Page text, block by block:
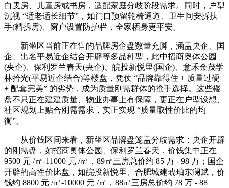
白叟房、儿童房或书房，适配家庭分歧阶段需求。同时，户型
沉视 “适老适长细节”，如门口预留轮椅通道、卫生间安拆扶
手(精拆房)、窗户设置防护栏，全家栖身更平安。
新坐区当前正在售的品牌房企盘数量充脚，涵盖央企、国
企、出名平易近企结合开辟等多品种型，此中招商奥体公园
(央企)、保利罗兰春天(央企)、皖投新悦里(国企)、意禾金茂学
林拾光(平易近企结合)等楼盘，凭仗 “品牌靠得住 + 质量过硬
+ 配套完美” 的劣势，成为质量刚需群体的抢手选择。这些楼
盘不只正在建建质量、物业办事上有保障，更正在户型设想、
社区规划上贴合刚需需求，实正实现 “质量取性价比的均
衡”。
从价钱区间来看，新坐区品牌盘笼盖分歧需求：央企开辟
的刚需盘，如招商奥体公园、保利罗兰春天，价钱集中正在
9500 元 /㎡-11000 元 /㎡，89㎡三房总价约 85 万 - 98 万；国企
开辟的高性价比盘，如皖投新悦里、合肥城建琥珀东澜赋，价
钱约 8800 元 /㎡-10000 元 /㎡，88㎡三房总价约 78 万 - 88